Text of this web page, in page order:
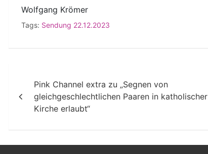
Wolfgang Krömer
Tags: Sendung 22.12.2023
Pink Channel extra zu „Segnen von
gleichgeschlechtlichen Paaren in katholischer
Kirche erlaubt“